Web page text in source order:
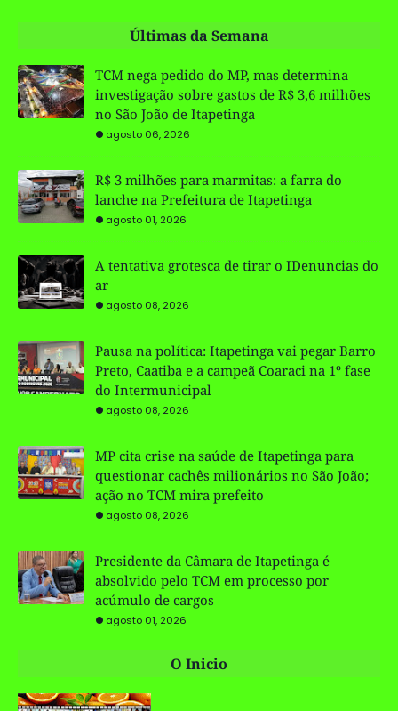
Últimas da Semana
TCM nega pedido do MP, mas determina
investigação sobre gastos de R$ 3,6 milhões
no São João de Itapetinga
agosto 06, 2026
R$ 3 milhões para marmitas: a farra do
lanche na Prefeitura de Itapetinga
agosto 01, 2026
A tentativa grotesca de tirar o IDenuncias do
ar
agosto 08, 2026
Pausa na política: Itapetinga vai pegar Barro
Preto, Caatiba e a campeã Coaraci na 1º fase
do Intermunicipal
agosto 08, 2026
MP cita crise na saúde de Itapetinga para
questionar cachês milionários no São João;
ação no TCM mira prefeito
agosto 08, 2026
Presidente da Câmara de Itapetinga é
absolvido pelo TCM em processo por
acúmulo de cargos
agosto 01, 2026
O Inicio